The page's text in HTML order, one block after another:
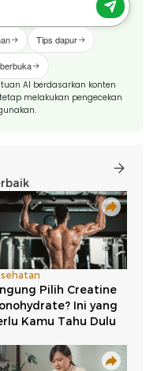
Tips dapur
AI berdasarkan konten
melakukan pengecekan